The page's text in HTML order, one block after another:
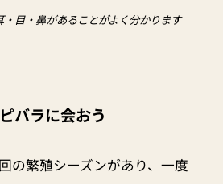
目・鼻があることがよく分かります
バラに会おう
の繁殖シーズンがあり、一度